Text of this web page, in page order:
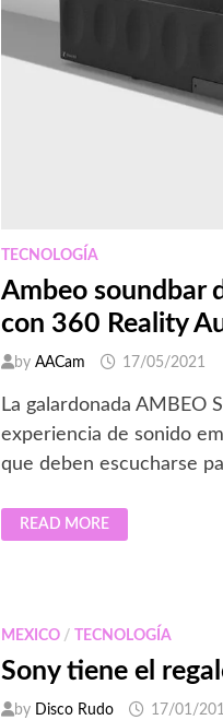
TECNOLOGÍA
Ambeo soundbar
con 360 Reality
byAACam 17/05/2021
La galardonada AMBEO
experiencia de sonido
que deben escucharse
AMBEO
SOUNDBAR
360
AUDIO
DE
SONY
READ MORE
MEXICO / TECNOLOGÍA
Sony tiene el
by Disco Rudo 17/01/